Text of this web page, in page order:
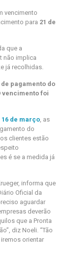
vencimento
para 21 de
que a
não implica
já recolhidas.
de pagamento do
vencimento foi
de março, as
do
clientes estão
é se a medida já
informa que
Oficial da
aguardar
deverão
que a Pronta
diz Noeli. “Tão
orientar